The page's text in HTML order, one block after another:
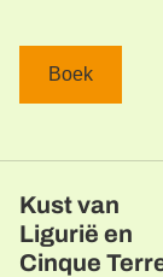
Boek
Kust van
Ligurië en
Cinque